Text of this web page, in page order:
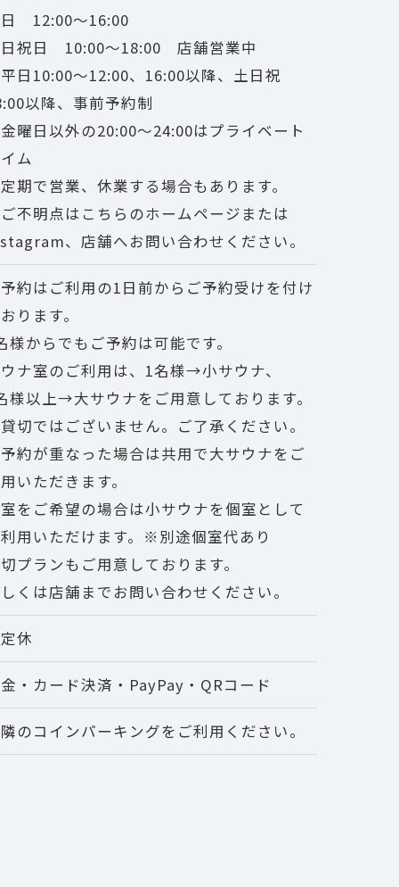
12:00～16:00
祝日 10:00～18:00 店舗営業中
日10:00～12:00、16:00以降、土日祝
以降、事前予約制
曜日以外の20:00～24:00はプライベート
ム
期で営業、休業する場合もあります。
不明点はこちらのホームページまたは
、店舗へお問い合わせください。
約はご利用の1日前からご予約受けを付け
ります。
様からでもご予約は可能です。
ナ室のご利用は、1名様→小サウナ、
様以上→大サウナをご用意しております。
切ではございません。ご了承ください。
約が重なった場合は共用で大サウナをご
いただきます。
をご希望の場合は小サウナを個室として
用いただけます。※別途個室代あり
プランもご用意しております。
くは店舗までお問い合わせください。
休
・カード決済・PayPay・QRコード
のコインパーキングをご利用ください。